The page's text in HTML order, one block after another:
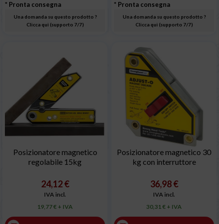
* Pronta consegna
Una domanda su questo prodotto ?
Clicca qui (supporto 7/7)
* Pronta consegna
Una domanda su questo prodotto ?
Clicca qui (supporto 7/7)
Posizionatore magnetico
regolabile 15kg
24,12 €
IVA incl.
19,77 € + IVA
Posizionatore magnetico 30
kg con interruttore
36,98 €
IVA incl.
30,31 € + IVA